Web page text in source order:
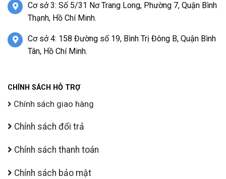
Cơ sở 3: Số 5/31 Nơ Trang Long, Phường 7, Quận Bình
Thạnh, Hồ Chí Minh.
Cơ sở 4: 158 Đường số 19, Bình Trị Đông B, Quận Bình
Tân, Hồ Chí Minh.
CHÍNH SÁCH HỖ TRỢ
Chính sách giao hàng
Chính sách đổi trả
Chính sách thanh toán
Chính sách bảo mật